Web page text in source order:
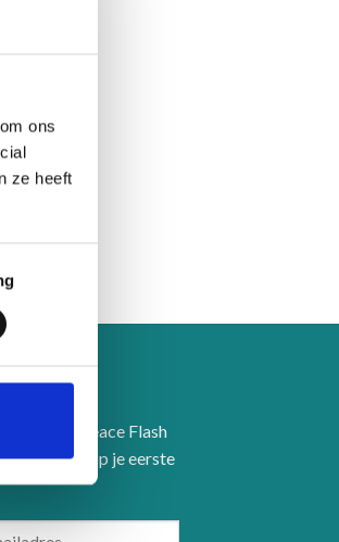
ons
ze heeft
IN
onze Peace Flash
5% korting op je eerste